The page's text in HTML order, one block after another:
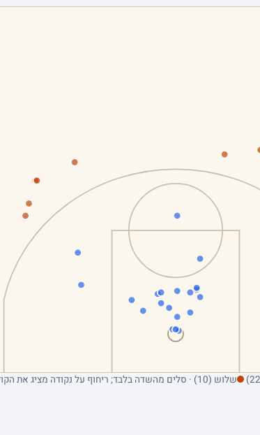
שלוש (10) · סלים מהשדה בלבד; ריחוף על נקודה מציג את הקולע